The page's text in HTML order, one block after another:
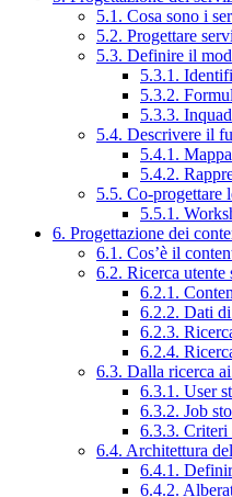
5.1. Cosa sono i
5.2. Progettare
5.3. Definire il
5.3.1.
5.3.2.
5.3.3.
5.4. Descrivere il
5.4.1.
5.4.2.
5.5. Co-progettare
5.5.1.
6. Progettazione dei
6.1. Cos’è il
6.2. Ricerca
6.2.1.
6.2.2. Dati
6.2.3.
6.2.4.
6.3. Dalla ricerca
6.3.1. User
6.3.2. Job
6.3.3. Criteri
6.4. Architettura
6.4.1.
6.4.2.